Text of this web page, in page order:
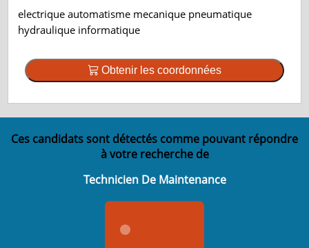
electrique automatisme mecanique pneumatique
hydraulique informatique
Obtenir les coordonnées
Ces candidats sont détectés comme pouvant répondre
à votre recherche de
Technicien De Maintenance